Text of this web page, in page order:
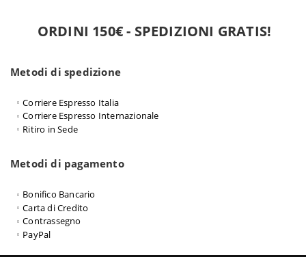
ORDINI 150€ - SPEDIZIONI GRATIS!
Metodi di spedizione
Corriere Espresso Italia
Corriere Espresso Internazionale
Ritiro in Sede
Metodi di pagamento
Bonifico Bancario
Carta di Credito
Contrassegno
PayPal